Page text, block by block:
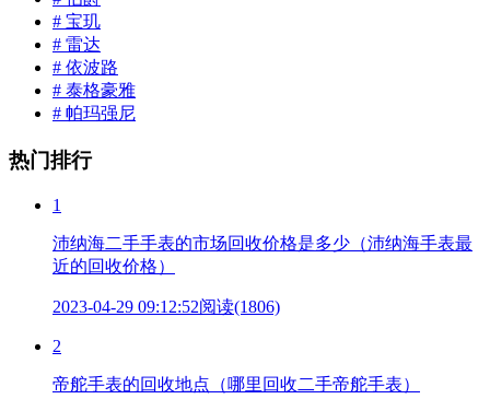
# 宝玑
# 雷达
# 依波路
# 泰格豪雅
# 帕玛强尼
热门排行
1
沛纳海二手手表的市场回收价格是多少（沛纳海手表最
近的回收价格）
2023-04-29 09:12:52阅读(1806)
2
帝舵手表的回收地点（哪里回收二手帝舵手表）